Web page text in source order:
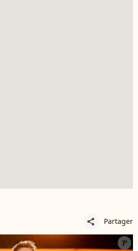
share Partager